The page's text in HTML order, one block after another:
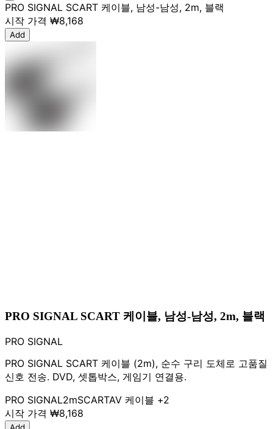
PRO SIGNAL SCART 케이블, 남성-남성, 2m, 블랙
시작 가격 ₩8,168
Add
PRO SIGNAL SCART 케이블, 남성-남성, 2m, 블랙
PRO SIGNAL
PRO SIGNAL SCART 케이블 (2m), 순수 구리 도체로 고품질
신호 전송. DVD, 셋톱박스, 게임기 연결용.
PRO SIGNAL2mSCARTAV 케이블 +2
시작 가격 ₩8,168